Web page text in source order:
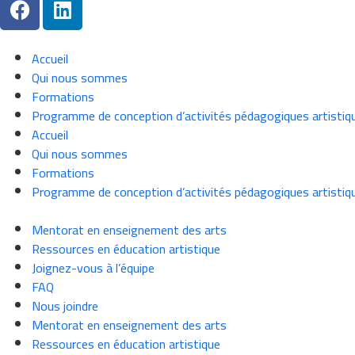
Accueil
Qui nous sommes
Formations
Programme de conception d’activités pédagogiques
Accueil
Qui nous sommes
Formations
Programme de conception d’activités pédagogiques
Mentorat en enseignement des arts
Ressources en éducation artistique
Joignez-vous à l’équipe
FAQ
Nous joindre
Mentorat en enseignement des arts
Ressources en éducation artistique